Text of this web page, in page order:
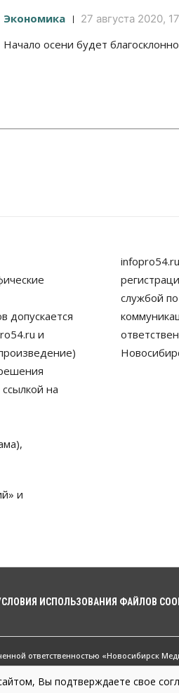
Экономика 27 августа 2020,
Начало осени будет
допускается
и
на
и
службой
ИСПОЛЬЗОВАНИЯ ФАЙЛОВ
ответственностью «Новосибирск
и Новосибирской области.
Вы подтверждаете свое